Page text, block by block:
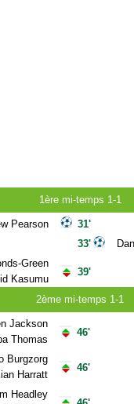
1ère mi-temps 1-1
Pearson
Green
Kasumu
31'
33'
39'
2ème mi-temps 1-1
Jackson
Thomas
Burgzorg
Harratt
Headley
46'
46'